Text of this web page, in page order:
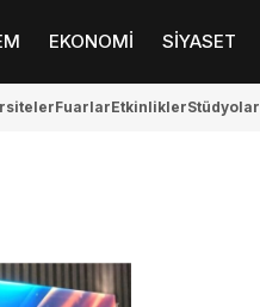
EKONOMİ SİYASET
FuarlarEtkinliklerStüdyolar